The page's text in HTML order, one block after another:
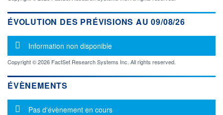
ÉVOLUTION DES PRÉVISIONS AU 09/08/26
Message d'information
Information non disponible
Copyright © 2026 FactSet Research Systems Inc. All rights reserved.
ÉVÈNEMENTS
Message d'information
Pas d'évènement en cours